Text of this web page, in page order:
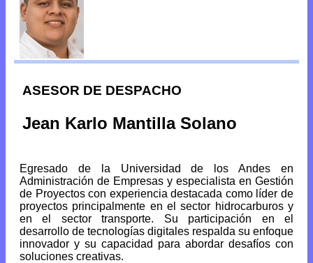
ASESOR DE DESPACHO
Jean Karlo Mantilla Solano
Egresado de la Universidad de los Andes en
Administración de Empresas y especialista en Gestión
de Proyectos con experiencia destacada como líder de
proyectos principalmente en el sector hidrocarburos y
en el sector transporte. Su participación en el
desarrollo de tecnologías digitales respalda su enfoque
innovador y su capacidad para abordar desafíos con
soluciones creativas.